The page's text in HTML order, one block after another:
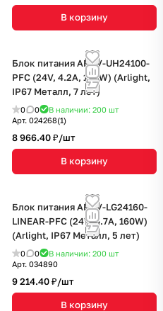
В корзину
Блок питания ARPV-UH24100-
PFC (24V, 4.2A, 100W) (Arlight,
IP67 Металл, 7 лет)
0 0 В наличии: 200 шт
Арт. 024268(1)
8 966.40 ₽/шт
В корзину
Блок питания ARPV-LG24160-
LINEAR-PFC (24V, 6.7A, 160W)
(Arlight, IP67 Металл, 5 лет)
0 0 В наличии: 200 шт
Арт. 034890
9 214.40 ₽/шт
В корзину